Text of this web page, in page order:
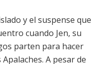
y el suspense que
cuando Jen, su
parten para hacer
A pesar de